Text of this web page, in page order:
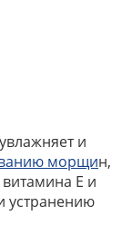
и
морщин,
Е и
устранению